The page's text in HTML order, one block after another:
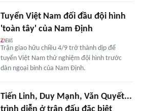
Tuyển Việt Nam đối đầu đội hình
'toàn tây' của Nam Định
Trận giao hữu chiều 4/9 trở thành dịp để
tuyển Việt Nam thử nghiệm đội hình trước
dàn ngoại binh của Nam Định.
Tiến Linh, Duy Mạnh, Văn Quyết...
trình diễn ở trận đấu đặc biệt